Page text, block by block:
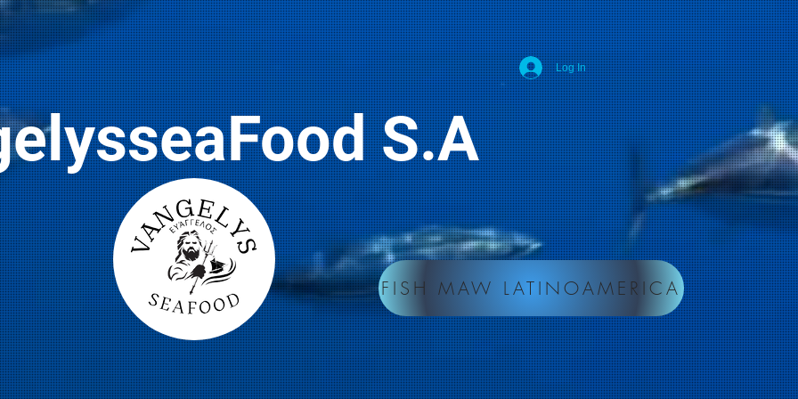
Log In
S.A
FISH MAW LATINOAMERICA